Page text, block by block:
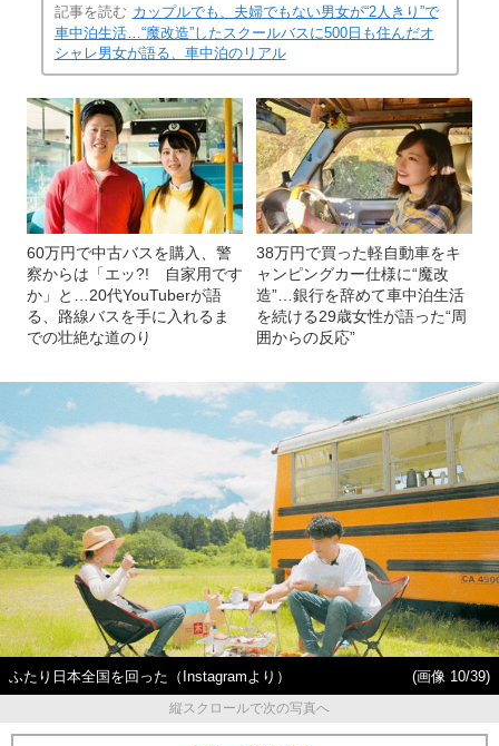
記事を読む カップルでも、夫婦でもない男女が“2人きり”で
車中泊生活…“魔改造”したスクールバスに500日も住んだオ
シャレ男女が語る、車中泊のリアル
60万円で中古バスを購入、警
察からは「エッ?! 自家用です
か」と…20代YouTuberが語
る、路線バスを手に入れるま
での壮絶な道のり
38万円で買った軽自動車をキ
ャンピングカー仕様に“魔改
造”…銀行を辞めて車中泊生活
を続ける29歳女性が語った“周
囲からの反応”
ふたり日本全国を回った（Instagramより）
(画像 10/39)
縦スクロールで次の写真へ